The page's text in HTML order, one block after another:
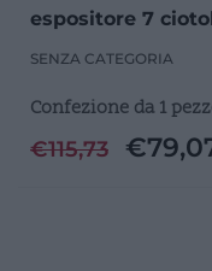
espositore 7
SENZA CATEGORIA
Confezione da 1
€115,73 €